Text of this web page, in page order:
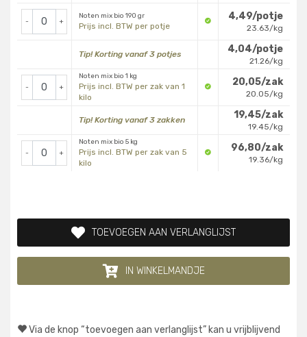
- +
Noten mix bio 190 gr
Prijs incl. BTW per potje
4,49/potje
23.63/kg
Tip! Korting vanaf 3 potjes 4,04/potje
21.26/kg
- +
Noten mix bio 1 kg
Prijs incl. BTW per zak van 1
kilo
20,05/zak
20.05/kg
Tip! Korting vanaf 3 zakken 19,45/zak
19.45/kg
- +
Noten mix bio 5 kg
Prijs incl. BTW per zak van 5
kilo
96,80/zak
19.36/kg
TOEVOEGEN AAN VERLANGLIJST
IN WINKELMANDJE
Via de knop “toevoegen aan verlanglijst” kan u vrijblijvend